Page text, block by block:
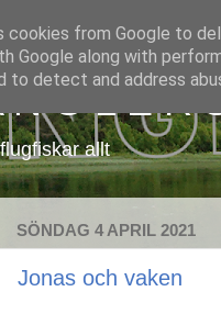
N G L E R
allt
SÖNDAG 4 APRIL 2021
Jonas och vaken
cookies from Google to
Google along with
to detect and address